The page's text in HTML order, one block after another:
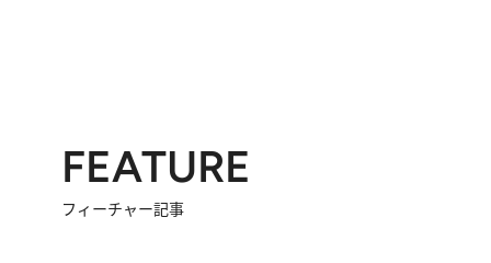
FEATURE
フィーチャー記事